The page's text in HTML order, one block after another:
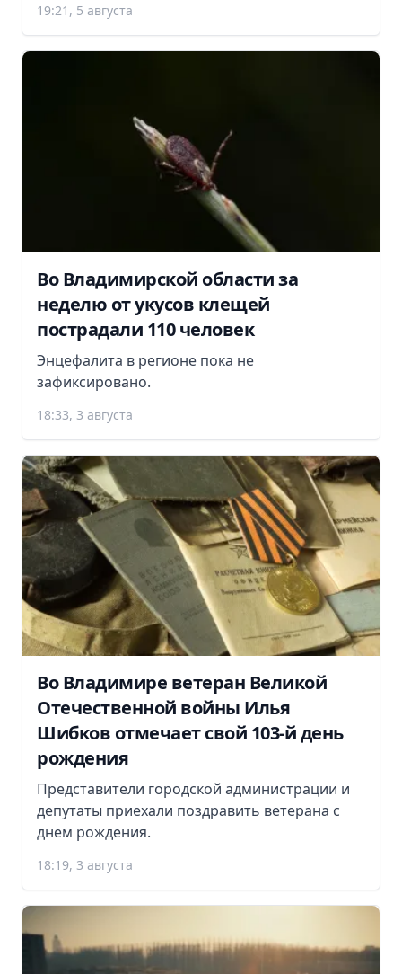
19:21, 5 августа
Во Владимирской области за
неделю от укусов клещей
пострадали 110 человек
Энцефалита в регионе пока не
зафиксировано.
18:33, 3 августа
Во Владимире ветеран Великой
Отечественной войны Илья
Шибков отмечает свой 103-й день
рождения
Представители городской администрации и
депутаты приехали поздравить ветерана с
днем рождения.
18:19, 3 августа